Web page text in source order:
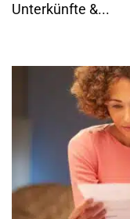
Unterkünfte &...